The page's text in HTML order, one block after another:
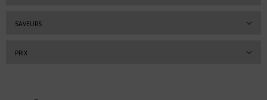
SAVEURS
PRIX